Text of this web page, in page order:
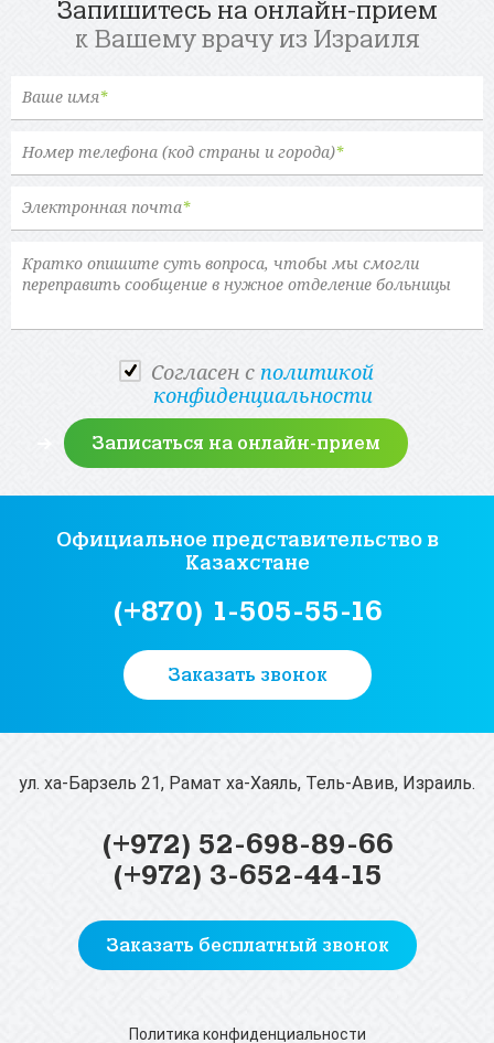
Запишитесь на онлайн-прием
к Вашему врачу из Израиля
Ваше имя*
Номер телефона (код страны и города)*
Электронная почта*
Cогласен с политикой
конфиденциальности
Официальное представительство в
Казахстане
(+870) 1-505-55-16
Заказать звонок
(+972) 52-698-89-66
(+972) 3-652-44-15
Заказать бесплатный звонок
ул. ха-Барзель 21, Рамат ха-Хаяль, Тель-Авив, Израиль.
Политика конфиденциальности